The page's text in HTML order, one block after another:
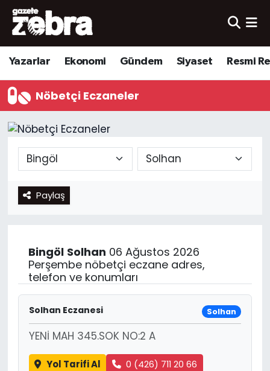
Yazarlar Ekonomi Gündem Siyaset Resmi
Nöbetçi Eczaneler
Paylaş
Bingöl Solhan 06 Ağustos 2026
Perşembe nöbetçi eczane adres,
telefon ve konumları
Solhan Eczanesi Solhan
YENİ MAH 345.SOK NO:2 A
Yol Tarifi Al 0 (426) 711 20 66
Yazarlar
Ekonomi
Kültür-Sanat
Yerel
Spor
Nöbetçi Eczaneler
Hava Durumu
Trafik Durumu
Süper Lig Puan Durumu ve Fikstür
Tüm Manşetler
Son Dakika Haberleri